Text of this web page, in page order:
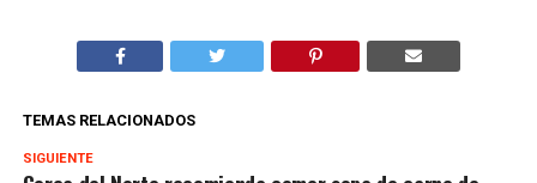
TEMAS RELACIONADOS
SIGUIENTE